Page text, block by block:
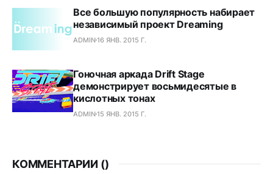
Все большую популярность набирает
независимый проект Dreaming
ADMIN16 ЯНВ. 2015 Г.
Гоночная аркада Drift Stage
демонстрирует восьмидесятые в
кислотных тонах
ADMIN15 ЯНВ. 2015 Г.
КОММЕНТАРИИ ()